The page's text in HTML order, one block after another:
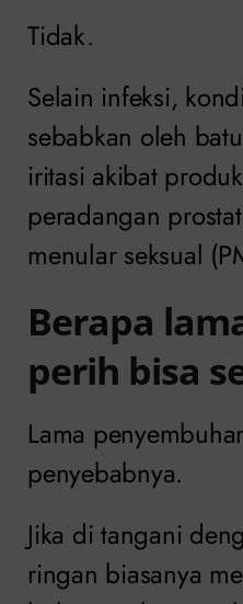
Tidak.
Selain infeksi,
sebabkan oleh
iritasi akibat
peradangan
menular seksual
Berapa
perih bisa
Lama
penyebabnya.
Jika di tangani
ringan biasanya